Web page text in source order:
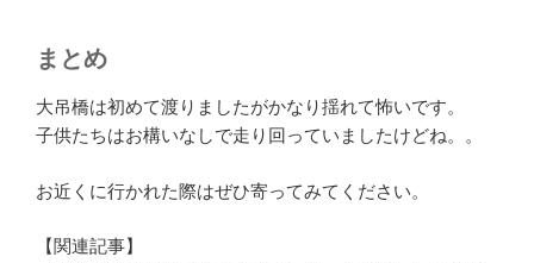
まとめ
大吊橋は初めて渡りましたがかなり揺れて怖いです。
子供たちはお構いなしで走り回っていましたけどね。。
お近くに行かれた際はぜひ寄ってみてください。
【関連記事】